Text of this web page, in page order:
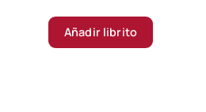
Añadir librito